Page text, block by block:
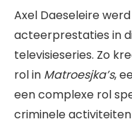
Axel Daeseleire
acteerprestaties in
televisieseries. Zo
rol in Matroesjka’s,
een complexe rol
criminele